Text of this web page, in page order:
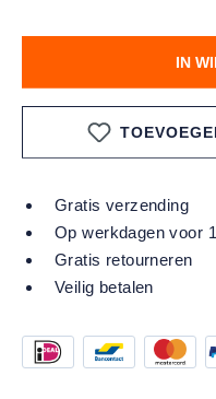
IN
Gratis verzending
Op werkdagen voor
Gratis retourneren
Veilig betalen